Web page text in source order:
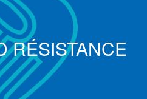
RÉSISTANCE